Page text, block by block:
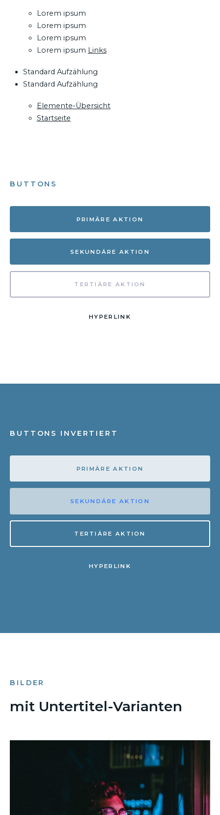
Lorem ipsum
Lorem ipsum
Lorem ipsum
Lorem ipsum Links
Standard Aufzählung
Standard Aufzählung
Elemente-Übersicht
Startseite
BUTTONS
PRIMÄRE AKTION
SEKUNDÄRE AKTION
TERTIÄRE AKTION
HYPERLINK
BUTTONS INVERTIERT
PRIMÄRE AKTION
SEKUNDÄRE AKTION
TERTIÄRE AKTION
HYPERLINK
BILDER
mit Untertitel-Varianten